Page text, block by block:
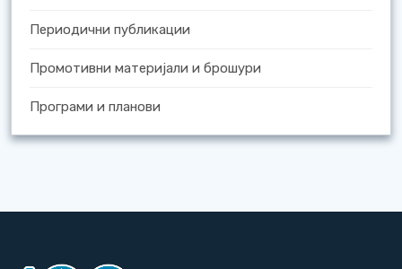
Периодични публикации
Промотивни материјали и брошури
Програми и планови